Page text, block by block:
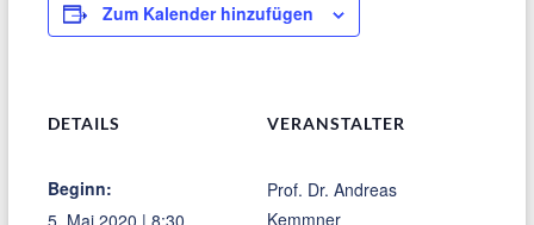
Zum Kalender hinzufügen
DETAILS
Beginn:
VERANSTALTER
Prof. Dr. Andreas
Kemmner